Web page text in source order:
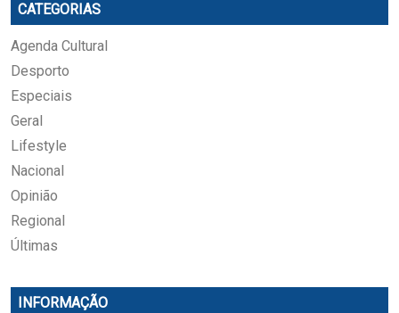
CATEGORIAS
Agenda Cultural
Desporto
Especiais
Geral
Lifestyle
Nacional
Opinião
Regional
Últimas
INFORMAÇÃO